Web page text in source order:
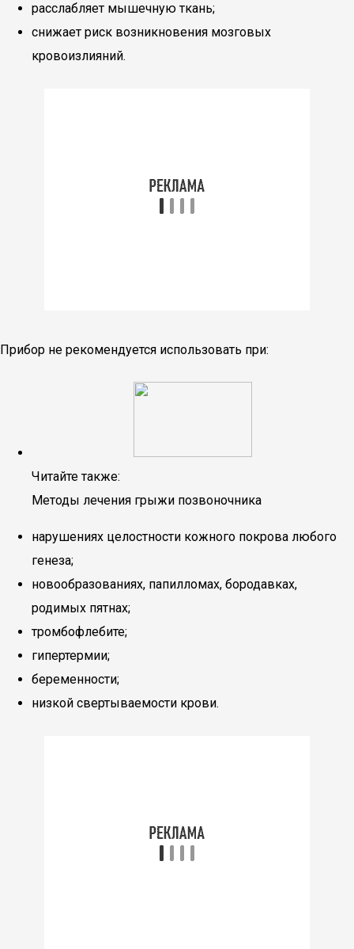
расслабляет мышечную ткань;
снижает риск возникновения мозговых
кровоизлияний.
Прибор не рекомендуется использовать при:
Читайте также:
Методы лечения грыжи позвоночника
нарушениях целостности кожного покрова любого
генеза;
новообразованиях, папилломах, бородавках,
родимых пятнах;
тромбофлебите;
гипертермии;
беременности;
низкой свертываемости крови.